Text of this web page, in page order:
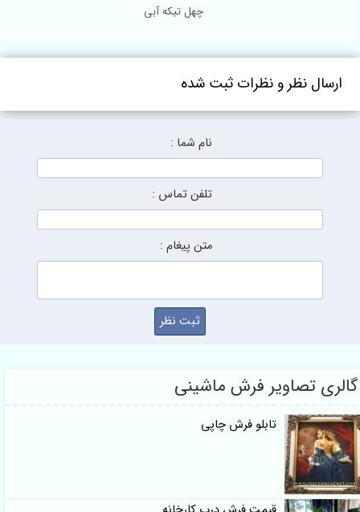
چهل تیکه آبی
ارسال نظر و نظرات ثبت شده
نام شما :
تلفن تماس :
متن پیغام :
گالری تصاویر فرش ماشینی
تابلو فرش چاپی